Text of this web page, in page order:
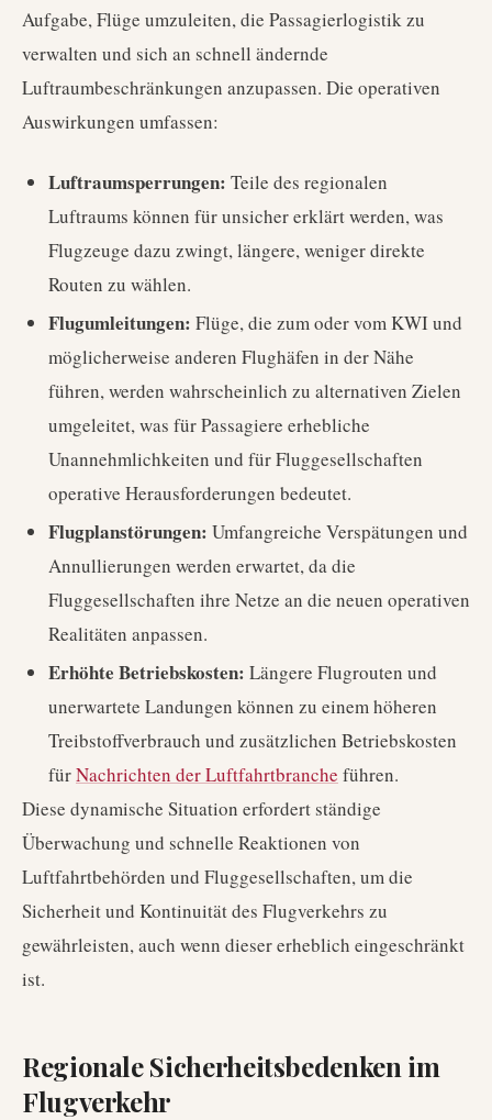
Aufgabe, Flüge umzuleiten, die Passagierlogistik zu
verwalten und sich an schnell ändernde
Luftraumbeschränkungen anzupassen. Die operativen
Auswirkungen umfassen:
Luftraumsperrungen: Teile des regionalen
Luftraums können für unsicher erklärt werden, was
Flugzeuge dazu zwingt, längere, weniger direkte
Routen zu wählen.
Flugumleitungen: Flüge, die zum oder vom KWI und
möglicherweise anderen Flughäfen in der Nähe
führen, werden wahrscheinlich zu alternativen Zielen
umgeleitet, was für Passagiere erhebliche
Unannehmlichkeiten und für Fluggesellschaften
operative Herausforderungen bedeutet.
Flugplanstörungen: Umfangreiche Verspätungen und
Annullierungen werden erwartet, da die
Fluggesellschaften ihre Netze an die neuen operativen
Realitäten anpassen.
Erhöhte Betriebskosten: Längere Flugrouten und
unerwartete Landungen können zu einem höheren
Treibstoffverbrauch und zusätzlichen Betriebskosten
fürNachrichten der Luftfahrtbranche führen.
Diese dynamische Situation erfordert ständige
Überwachung und schnelle Reaktionen von
Luftfahrtbehörden und Fluggesellschaften, um die
Sicherheit und Kontinuität des Flugverkehrs zu
gewährleisten, auch wenn dieser erheblich eingeschränkt
ist.
Regionale Sicherheitsbedenken im
Flugverkehr